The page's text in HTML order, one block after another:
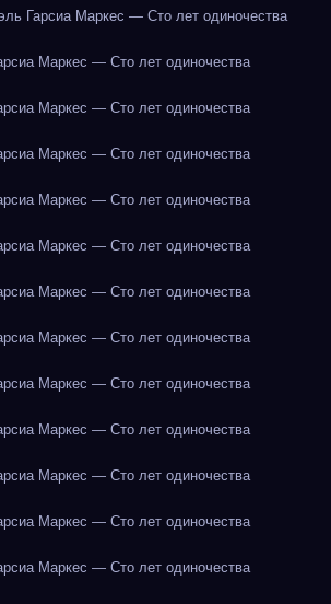
Гарсиа Маркес — Сто лет одиночества
Маркес — Сто лет одиночества
Маркес — Сто лет одиночества
Маркес — Сто лет одиночества
Маркес — Сто лет одиночества
Маркес — Сто лет одиночества
Маркес — Сто лет одиночества
Маркес — Сто лет одиночества
Маркес — Сто лет одиночества
Маркес — Сто лет одиночества
Маркес — Сто лет одиночества
Маркес — Сто лет одиночества
Маркес — Сто лет одиночества